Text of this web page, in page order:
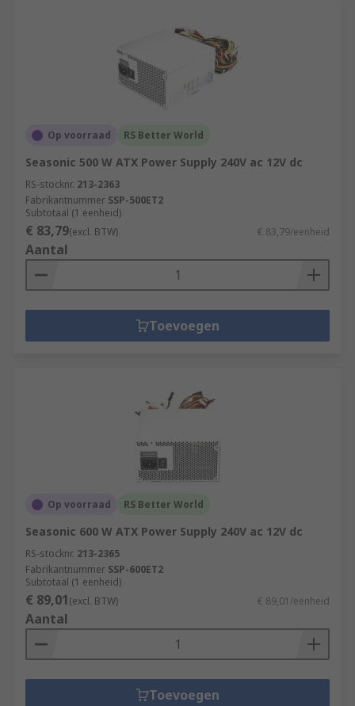
Op voorraad RS Better World
Seasonic 500 W ATX Power Supply 240V ac 12V dc
RS-stocknr. 213-2363
Fabrikantnummer SSP-500ET2
Subtotaal (1 eenheid)
€ 83,79(excl. BTW) € 83,79/eenheid
Aantal
Toevoegen
Op voorraad RS Better World
Seasonic 600 W ATX Power Supply 240V ac 12V dc
RS-stocknr. 213-2365
Fabrikantnummer SSP-600ET2
Subtotaal (1 eenheid)
€ 89,01(excl. BTW) € 89,01/eenheid
Aantal
Toevoegen